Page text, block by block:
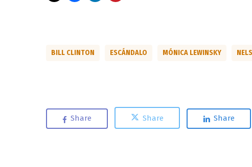
BILL CLINTON ESCÁNDALO MÓNICA LEWINSKY
Share Share Share